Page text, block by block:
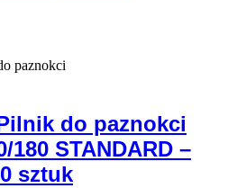
zł.
do paznokci
180 STANDARD –
sztuk